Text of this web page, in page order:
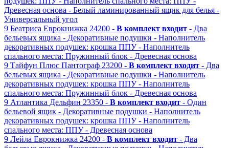
Древесная основа - Белый ламинированный ящик для белья -
Универсальный угол
9 Беатриса Еврокнижка 24200 - В комплект входит - Два
бельевых ящика - Декоративные подушки - Наполнитель
декоративных подушек: крошка ППУ - Наполнитель
спального места: Пружинный блок - Древесная основа
9 Тайфун Плюс Пантограф 23200 - В комплект входит - Два
бельевых ящика - Декоративные подушки - Наполнитель
декоративных подушек: крошка ППУ - Наполнитель
спального места: Пружинный блок - Древесная основа
9 Атлантика Дельфин 23350 - В комплект входит - Один
бельевой ящик - Декоративные подушки - Наполнитель
декоративных подушек: крошка ППУ - Наполнитель
спального места: ППУ - Древесная основа
9 Лейла Еврокнижка 24200 - В комплект входит - Два